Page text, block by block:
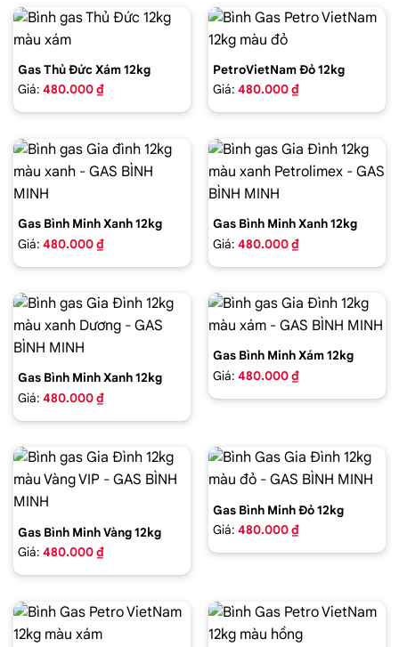
Gas Thủ Đức Xám 12kg
Giá: 480.000 ₫
PetroVietNam Đỏ 12kg
Giá: 480.000 ₫
Gas Bình Minh Xanh 12kg
Giá: 480.000 ₫
Gas Bình Minh Xanh 12kg
Giá: 480.000 ₫
Gas Bình Minh Xanh 12kg
Giá: 480.000 ₫
Gas Bình Minh Xám 12kg
Giá: 480.000 ₫
Gas Bình Minh Vàng 12kg
Giá: 480.000 ₫
Gas Bình Minh Đỏ 12kg
Giá: 480.000 ₫